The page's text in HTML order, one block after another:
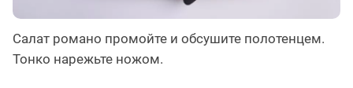
Салат романо промойте и обсушите полотенцем.
Тонко нарежьте ножом.